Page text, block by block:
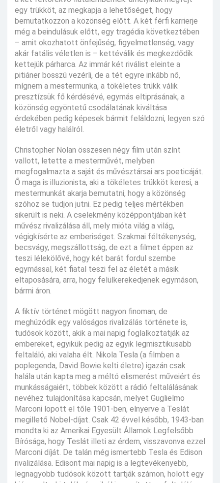
egy trükköt, az megkapja a lehetőséget, hogy
bemutatkozzon a közönség előtt. A két férfi karrierje
még a beindulásuk előtt, egy tragédia következtében
– amit okozhatott önfejűség, figyelmetlenség, vagy
akár fatális véletlen is – kettéválik és megkezdődik
kettejük párharca. Az immár két riválist eleinte a
pitiáner bosszú vezérli, de a tét egyre inkább nő,
mígnem a mestermunka, a tökéletes trükk válik
presztízsük fő kérdésévé, egymás eltiprásának, a
közönség egyöntetű csodálatának kiváltása
érdekében pedig képesek bármit feláldozni, legyen szó
életről vagy halálról.
Christopher Nolan összesen négy film után színt
vallott, letette a mesterművét, melyben
megfogalmazta a saját és művésztársai ars poeticáját.
Ő maga is illuzionista, aki a tökéletes trükköt keresi, a
mestermunkát akarja bemutatni, hogy a közönség
szóhoz se tudjon jutni. Ez pedig teljes mértékben
sikerült is neki. A cselekmény középpontjában két
művész rivalizálása áll, mely mióta világ a világ,
végigkísérte az emberiséget. Szakmai féltékenység,
becsvágy, megszállottság, de ezt a filmet éppen az
teszi lélekölővé, hogy két barát fordul szembe
egymással, két fiatal teszi fel az életét a másik
eltaposására, arra, hogy felülkerekedjenek egymáson,
bármi áron.
A fiktív történet mögött nagyon finoman, de
meghúzódik egy valóságos rivalizálás története is,
tudósok között, akik a mai napig foglalkoztatják az
embereket, egyikük pedig az egyik legmisztikusabb
feltaláló, aki valaha élt. Nikola Tesla (a filmben a
poplegenda, David Bowie kelti életre) igazán csak
halála után kapta meg a méltó elismerést műveiért és
munkásságaiért, többek között a rádió feltalálásának
nevéhez tulajdonítása kapcsán, melyet Guglielmo
Marconi lopott el tőle 1901-ben, elnyerve a Teslát
megillető Nobel-díjat. Csak 42 évvel később, 1943-ban
mondta ki az Amerikai Egyesült Államok Legfelsőbb
Bírósága, hogy Teslát illeti az érdem, visszavonva ezzel
Marconi díját. De talán még ismertebb Tesla és Edison
rivalizálása. Edisont mai napig is a legtevékenyebb,
legnagyobb tudósok között tartják számon, holott egy